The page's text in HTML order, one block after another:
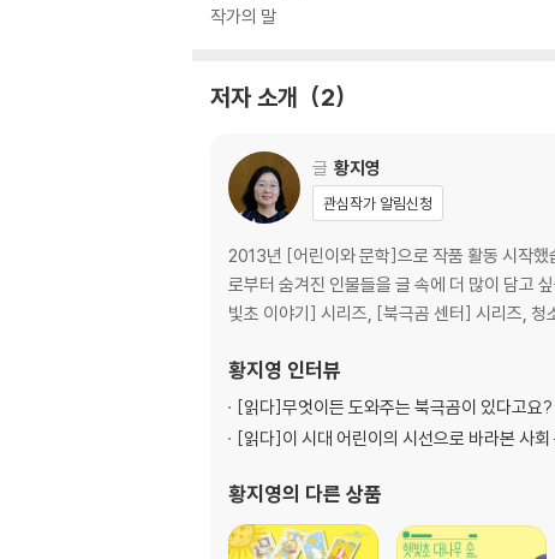
작가의 말
저자 소개 2
글 황지영
관심작가 알림신청
2013년 [어린이와 문학]으로 작품 활동 시작했
로부터 숨겨진 인물들을 글 속에 더 많이 담고 싶
빛초 이야기] 시리즈, [북극곰 센터] 시리즈, 청
황지영 인터뷰
[읽다]무엇이든 도와주는 북극곰이 있다고요?
[읽다]이 시대 어린이의 시선으로 바라본 사회
황지영의 다른 상품